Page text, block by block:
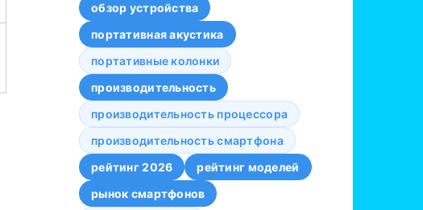
обзор устройства
портативная акустика
портативные колонки
производительность
производительность процессора
производительность смартфона
рейтинг 2026
рейтинг моделей
рынок смартфонов